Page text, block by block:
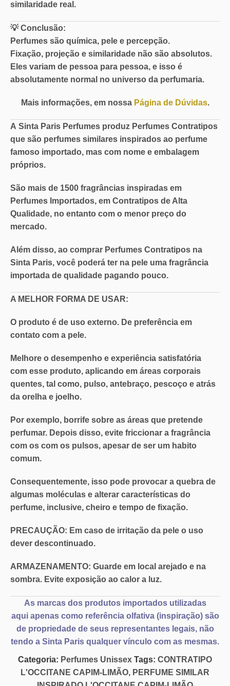
similaridade real.
💡Conclusão:
Perfumes são química, pele e percepção.
Fixação, projeção e similaridade não são absolutos.
Eles variam de pessoa para pessoa, e isso é
absolutamente normal no universo da perfumaria.
Mais informações, em nossa Página de Dúvidas.
A Sinta Paris Perfumes produz Perfumes Contratipos
que são perfumes similares inspirados ao perfume
famoso importado, mas com nome e embalagem
próprios.
São mais de 1500 fragrâncias inspiradas em
Perfumes Importados, em Contratipos de Alta
Qualidade, no entanto com o menor preço do
mercado.
Além disso, ao comprar Perfumes Contratipos na
Sinta Paris, você poderá ter na pele uma fragrância
importada de qualidade pagando pouco.
A MELHOR FORMA DE USAR:
O produto é de uso externo. De preferência em
contato com a pele.
Melhore o desempenho e experiência satisfatória
com esse produto, aplicando em áreas corporais
quentes, tal como, pulso, antebraço, pescoço e atrás
da orelha e joelho.
Por exemplo, borrife sobre as áreas que pretende
perfumar. Depois disso, evite friccionar a fragrância
com os com os pulsos, apesar de ser um habito
comum.
Consequentemente, isso pode provocar a quebra de
algumas moléculas e alterar características do
perfume, inclusive, cheiro e tempo de fixação.
PRECAUÇÃO: Em caso de irritação da pele o uso
dever descontinuado.
ARMAZENAMENTO: Guarde em local arejado e na
sombra. Evite exposição ao calor a luz.
As marcas dos produtos importados utilizadas
aqui apenas como referência olfativa(inspiração) são
de propriedade de seus representantes legais, não
tendo a Sinta Paris qualquer vínculo com as mesmas.
Categoria: Perfumes Unissex Tags: CONTRATIPO
L'OCCITANE CAPIM-LIMÃO, PERFUME SIMILAR